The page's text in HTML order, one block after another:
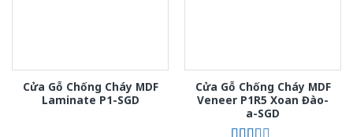
Cửa Gỗ Chống Cháy MDF
Laminate P1-SGD
Cửa Gỗ Chống Cháy MDF
Veneer P1R5 Xoan Đào-
a-SGD